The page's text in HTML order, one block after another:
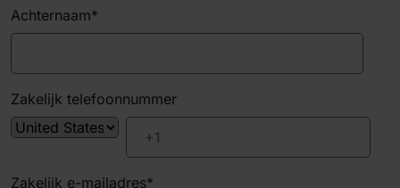
Achternaam*
Zakelijk telefoonnummer
Zakelijk e-mailadres*